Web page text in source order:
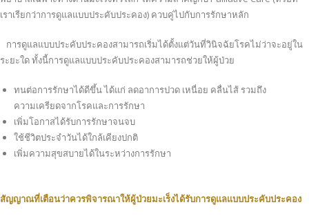
เราเรียกว่าการดูแลแบบประคับประคอง) ควบคู่ไปกับการรักษาหลัก
การดูแลแบบประคับประคองสามารถเริ่มได้ตั้งแต่วันที่วินิจฉัยโรคไม่ว่าจะอยู่ใน
ระยะใด ทั้งนี้การดูแลแบบประคับประคองสามารถช่วยให้ผู้ป่วย
ทนต่อการรักษาได้ดีขึ้น ได้แก่ ลดอาการปวด เหนื่อย คลื่นไส้ รวมถึง
ความเครียดจากโรคและการรักษา
เพิ่มโอกาสได้รับการรักษาจนจบ
ใช้ชีวิตประจำวันได้ใกล้เคียงปกติ
เพิ่มความสุขสบายได้ในระหว่างการรักษา
สัญญาณที่เตือนว่าควรพิจารณาให้ผู้ป่วยมะเร็งได้รับการดูแลแบบประคับประคอง